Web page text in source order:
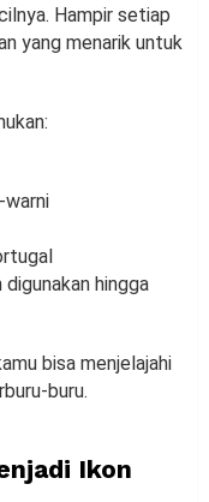
Hampir setiap
yang menarik untuk
warni
digunakan hingga
bisa menjelajahi
buru.
Ikon